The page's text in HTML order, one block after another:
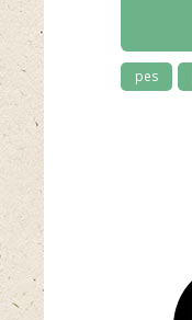
pes